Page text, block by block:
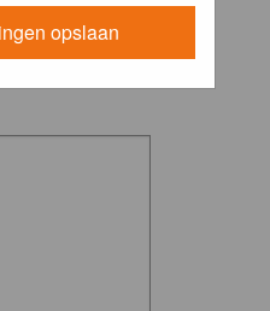
opslaan